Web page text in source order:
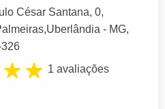
César Santana, 0,
Uberlândia - MG,
1 avaliações